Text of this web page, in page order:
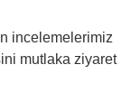
incelemelerimiz
mutlaka ziyaret